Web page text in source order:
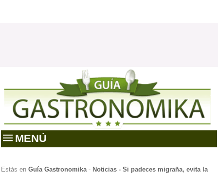
MENÚ
Estás enGuía Gastronomika- Noticias -Si padeces migraña, evita la